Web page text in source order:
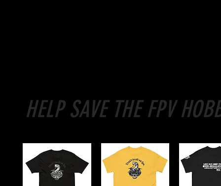
HELP SAVE THE FPV